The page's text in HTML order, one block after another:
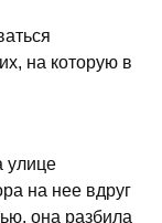
на которую в
улице
на нее вдруг
она разбила